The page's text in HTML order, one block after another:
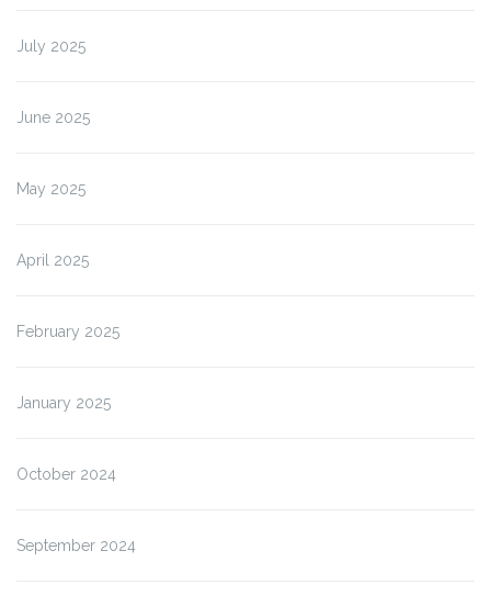
July 2025
June 2025
May 2025
April 2025
February 2025
January 2025
October 2024
September 2024